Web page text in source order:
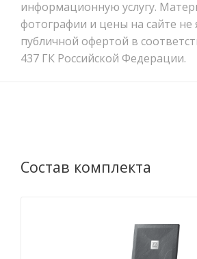
информационную услугу.
фотографии и цены на сайте не
публичной офертой в
437 ГК Российской Федерации.
Состав комплекта